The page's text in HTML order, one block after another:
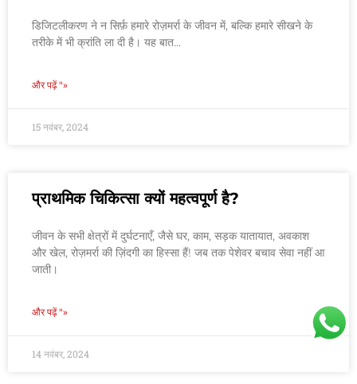
डिजिटलीकरण ने न सिर्फ़ हमारे रोज़मर्रा के जीवन में, बल्कि हमारे सीखने के
तरीके में भी क्रांति ला दी है। यह बात...
और पढ़ें "»
15 नवंबर, 2024
प्राथमिक चिकित्सा क्यों महत्वपूर्ण है?
जीवन के सभी क्षेत्रों में दुर्घटनाएँ, जैसे घर, काम, सड़क यातायात, अवकाश
और खेल, रोज़मर्रा की ज़िंदगी का हिस्सा हैं! जब तक पेशेवर बचाव सेवा नहीं आ
जाती।
और पढ़ें "»
14 नवंबर, 2024